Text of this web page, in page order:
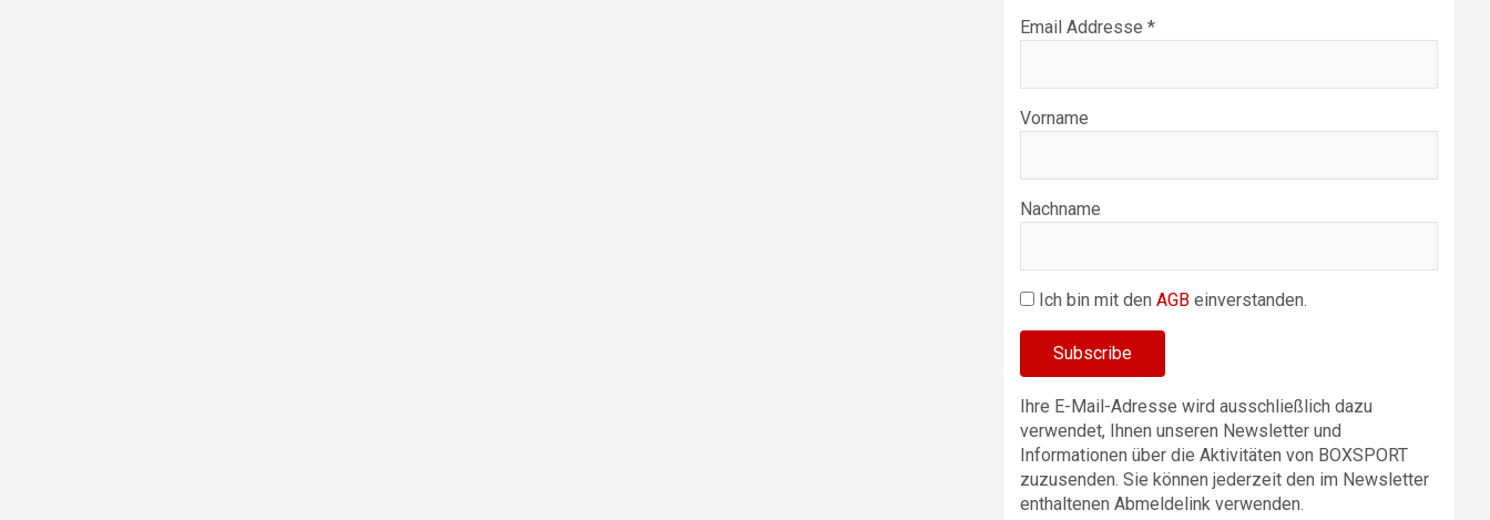
Email Addresse *
Vorname
Nachname
Ich bin mit denAGB einverstanden.
Ihre E-Mail-Adresse wird ausschließlich dazu
verwendet, Ihnen unseren Newsletter und
Informationen über die Aktivitäten von BOXSPORT
zuzusenden. Sie können jederzeit den im Newsletter
enthaltenen Abmeldelink verwenden.